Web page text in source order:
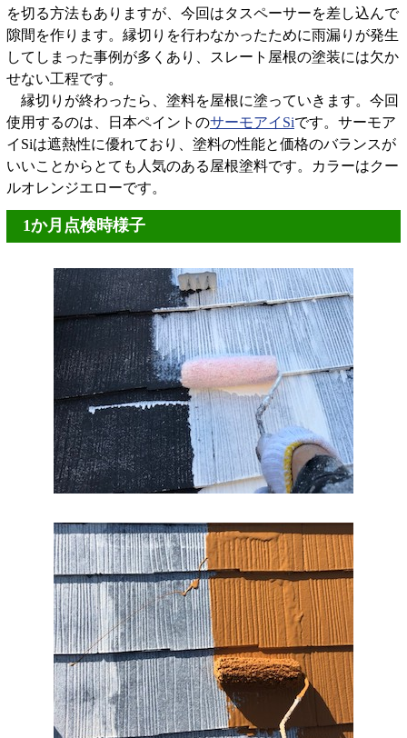
を切る方法もありますが、今回はタスペーサーを差し込んで
隙間を作ります。縁切りを行わなかったために雨漏りが発生
してしまった事例が多くあり、スレート屋根の塗装には欠か
せない工程です。
縁切りが終わったら、塗料を屋根に塗っていきます。今回
使用するのは、日本ペイントのサーモアイSiです。サーモア
イSiは遮熱性に優れており、塗料の性能と価格のバランスが
いいことからとても人気のある屋根塗料です。カラーはクー
ルオレンジエローです。
1か月点検時様子